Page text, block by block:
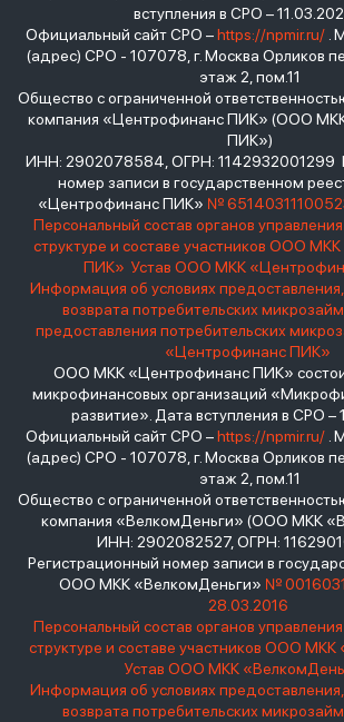
вступления в СРО –
Официальный сайт СРО –https://npmir.ru/.
(адрес) СРО - 107078, г. Москва Орликов
этаж 2, пом.11
Общество с ограниченной
компания «Центрофинанс ПИК» (ООО
ПИК»)
ИНН: 2902078584, ОГРН: 1142932001299
номер записи в государственном
«Центрофинанс ПИК» №
Персональный состав органов
структуре и составе участников ООО
ПИК» Устав ООО МКК
Информация об условиях
возврата потребительских
предоставления потребительских
«Центрофинанс ПИК»
ООО МКК «Центрофинанс ПИК»
микрофинансовых организаций
развитие». Дата вступления в СРО –
Официальный сайт СРО –https://npmir.ru/.
(адрес) СРО - 107078, г. Москва Орликов
этаж 2, пом.11
Общество с ограниченной
компания «ВелкомДеньги» (ООО МКК
ИНН: 2902082527, ОГРН:
Регистрационный номер записи в
ООО МКК «ВелкомДеньги» №
28.03.2016
Персональный состав органов
структуре и составе участников ООО
Устав ООО МКК
Информация об условиях
возврата потребительских